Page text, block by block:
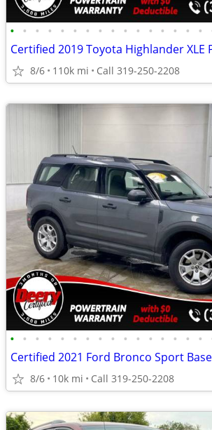
• • • • • • • • • • • • • • • •
8/6 110k mi Call 319-250-2208
• • • • • • • • • • • • • • • •
Certified 2021 Ford Bronco Sport
8/6 10k mi Call 319-250-2208